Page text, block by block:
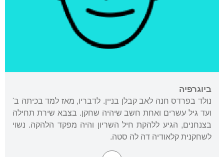
ביוגרפיה
נולד בפרדס חנה לאב קבלן בניין. לדבריו, מאז למד בכיתה ב'
ועד גיל עשרים ואחת חשב שיהיה שחקן. בצבא שירת תחילה
בצנחנים, הגיע ללהקת חיל השריון והיה מפקד הלהקה. נשוי
לשחקנית קלאודיה דה לה סטה.